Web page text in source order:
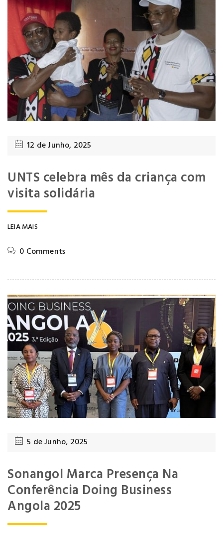
12 de Junho, 2025
UNTS celebra mês da criança com
visita solidária
LEIA MAIS
0 Comments
5 de Junho, 2025
Sonangol Marca Presença Na
Conferência Doing Business
Angola 2025